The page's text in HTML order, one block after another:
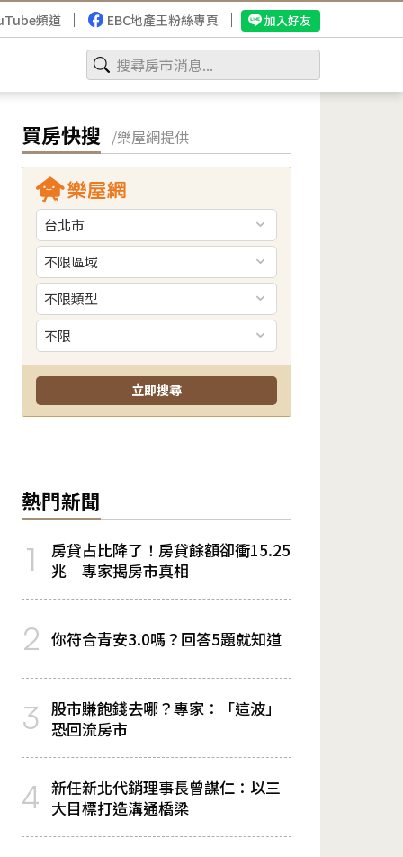
頻道 EBC地產王粉絲專頁 加入好友
買房快搜 /樂屋網提供
熱門新聞
1
房貸占比降了！房貸餘額卻衝15.25
兆 專家揭房市真相
2 你符合青安3.0嗎？回答5題就知道
3 股市賺飽錢去哪？專家：「這波」
恐回流房市
4 新任新北代銷理事長曾謀仁：以三
大目標打造溝通橋梁